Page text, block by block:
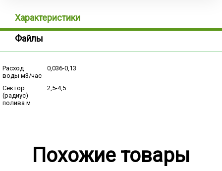
Характеристики
Файлы
Расход
воды м3/час
0,036-0,13
Сектор
(радиус)
полива м
2,5-4,5
Похожие товары